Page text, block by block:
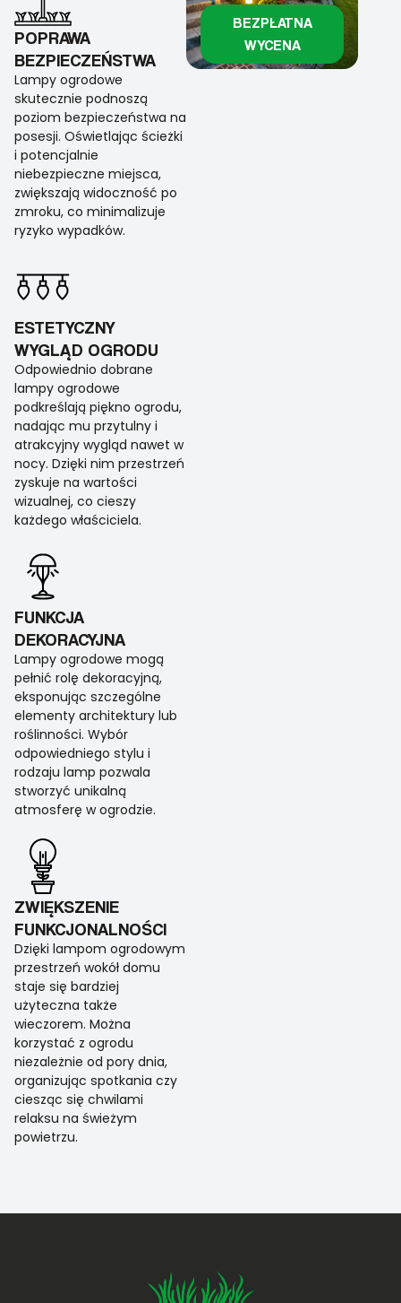
POPRAWA
BEZPIECZEŃSTWA
Lampy ogrodowe
skutecznie podnoszą
poziom bezpieczeństwa na
posesji. Oświetlając ścieżki
i potencjalnie
niebezpieczne miejsca,
zwiększają widoczność po
zmroku, co minimalizuje
ryzyko wypadków.
ESTETYCZNY
WYGLĄD OGRODU
Odpowiednio dobrane
lampy ogrodowe
podkreślają piękno ogrodu,
nadając mu przytulny i
atrakcyjny wygląd nawet w
nocy. Dzięki nim przestrzeń
zyskuje na wartości
wizualnej, co cieszy
każdego właściciela.
FUNKCJA
DEKORACYJNA
Lampy ogrodowe mogą
pełnić rolę dekoracyjną,
eksponując szczególne
elementy architektury lub
roślinności. Wybór
odpowiedniego stylu i
rodzaju lamp pozwala
stworzyć unikalną
atmosferę w ogrodzie.
ZWIĘKSZENIE
FUNKCJONALNOŚCI
Dzięki lampom ogrodowym
przestrzeń wokół domu
staje się bardziej
użyteczna także
wieczorem. Można
korzystać z ogrodu
niezależnie od pory dnia,
organizując spotkania czy
ciesząc się chwilami
relaksu na świeżym
powietrzu.
BEZPŁATNA
WYCENA